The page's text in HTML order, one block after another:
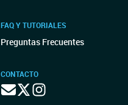
FAQ Y TUTORIALES
Preguntas Frecuentes
CONTACTO